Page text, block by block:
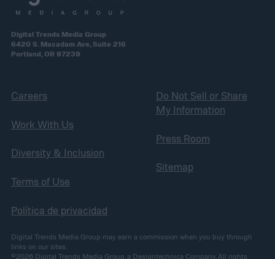
Digital Trends Media Group
6420 S. Macadam Ave, Suite 216
Portland, OR 97239
Careers
Work With Us
Diversity & Inclusion
Terms of Use
Política de privacidad
Do Not Sell or Share
My Information
Press Room
Sitemap
Digital Trends Media Group may earn a commission when you buy through
links on our sites.
©2026 Digital Trends Media Group, a Designtechnica Company. All rights